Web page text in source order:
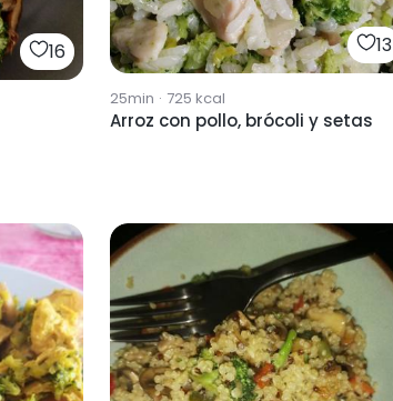
16 13
25min · 725 kcal
Arroz con pollo, brócoli y setas